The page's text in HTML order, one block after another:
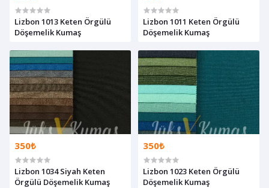
Lizbon 1013 Keten Örgülü
Döşemelik Kumaş
Lizbon 1011 Keten Örgülü
Döşemelik Kumaş
350₺
Lizbon 1034 Siyah Keten
Örgülü Döşemelik Kumaş
350₺
Lizbon 1023 Keten Örgülü
Döşemelik Kumaş